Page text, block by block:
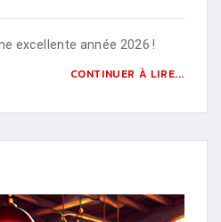
excellente année 2026 !
CONTINUER À LIRE...